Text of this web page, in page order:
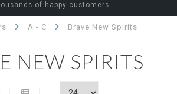
of happy customers
A - C Brave New Spirits
NEW SPIRITS